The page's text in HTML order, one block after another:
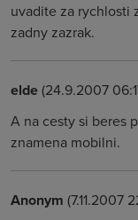
uvadite za rychlosti
zadny zazrak.
elde(24.9.2007
A na cesty si beres
znamena mobilni.
Anonym (7.11.2007